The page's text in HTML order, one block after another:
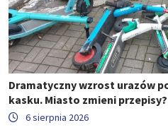
Dramatyczny wzrost urazów
kasku. Miasto zmieni przepisy?
6 sierpnia 2026